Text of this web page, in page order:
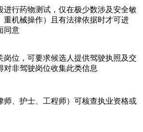
进行药物测试，仅在极少数涉及安全敏
重机械操作）且有法律依据时才可进
同意
岗位，可要求候选人提供驾驶执照及交
对非驾驶岗位收集此类信息
师、护士、工程师）可核查执业资格或